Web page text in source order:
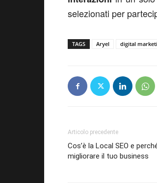
selezionati per
TAGS Aryel digital
Articolo precedente
Cos’è la Local SEO e
migliorare il tuo business